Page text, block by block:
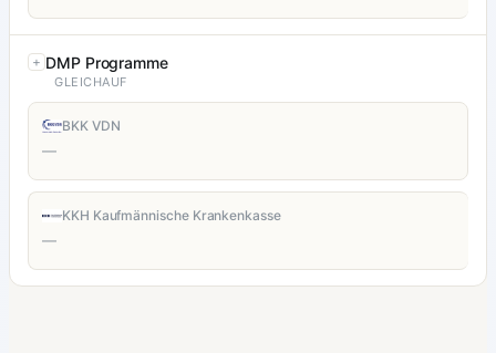
DMP Programme
GLEICHAUF
BKK VDN
—
KKH Kaufmännische Krankenkasse
—